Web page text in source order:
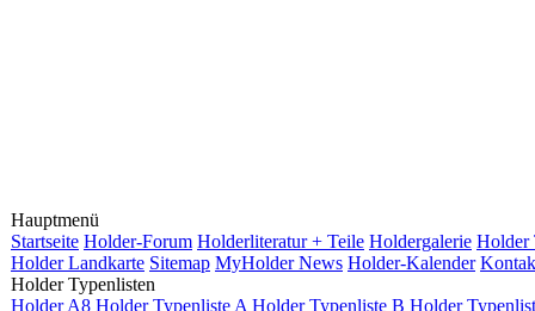
Hauptmenü
Startseite Holder-Forum Holderliteratur + Teile Holdergalerie Holder
Holder Landkarte Sitemap MyHolder News Holder-Kalender
Holder Typenlisten
Holder A8 Holder Typenliste A Holder Typenliste B Holder